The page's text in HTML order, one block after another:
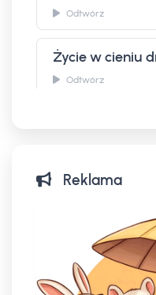
Odtwórz
Życie w cieniu
Odtwórz
9 kilometrów
Odtwórz
Reklama